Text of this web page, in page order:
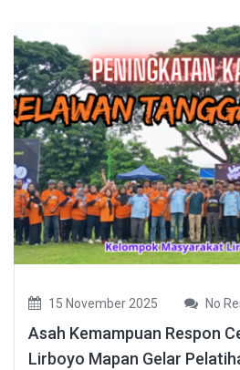
15 November 2025 No
Asah Kemampuan Respon
Lirboyo Mapan Gelar